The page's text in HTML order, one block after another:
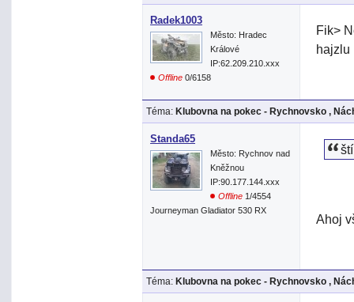
Radek1003
Město: Hradec
Králové
IP:62.209.210.xxx
Offline 0/6158
Fik>
hajzlu
Téma: Klubovna na pokec - Rychnovsko ,
Standa65
Město: Rychnov nad
Kněžnou
IP:90.177.144.xxx
Offline 1/4554
Journeyman Gladiator 530 RX
Ahoj
Téma: Klubovna na pokec - Rychnovsko ,